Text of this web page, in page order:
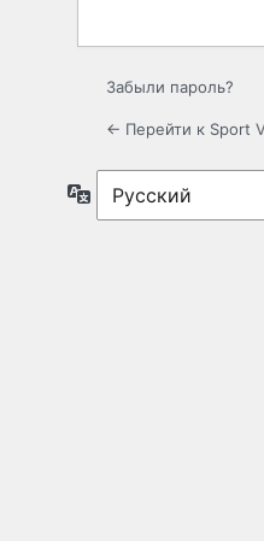
Забыли пароль?
← Перейти к Sport
Язык